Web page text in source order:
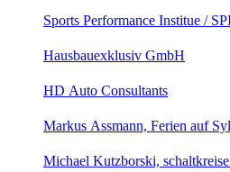
Sports Performance Institue /
Hausbauexklusiv GmbH
HD Auto Consultants
Markus Assmann, Ferien auf
Michael Kutzborski,